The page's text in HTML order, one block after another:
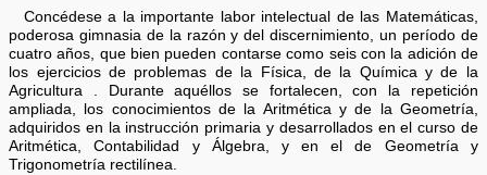
Concédese a la importante labor intelectual de las Matemáticas,
poderosa gimnasia de la razón y del discernimiento, un período de
cuatro años, que bien pueden contarse como seis con la adición de
los ejercicios de problemas de la Física, de la Química y de la
Agricultura . Durante aquéllos se fortalecen, con la repetición
ampliada, los conocimientos de la Aritmética y de la Geometría,
adquiridos en la instrucción primaria y desarrollados en el curso de
Aritmética, Contabilidad y Álgebra, y en el de Geometría y
Trigonometría rectilínea.